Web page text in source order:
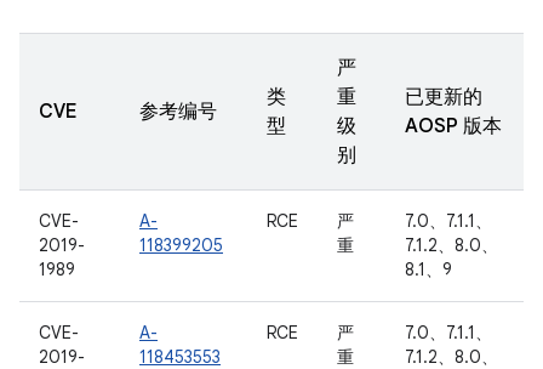
CVE 参考编号
类
型
严
重
级
别
已更新的
AOSP 版本
CVE-
2019-
1989
A-
118399205
RCE
严
重
7.0、7.1.1、
7.1.2、8.0、
8.1、9
CVE-
2019-
A-
118453553
RCE
严
重
7.0、7.1.1、
7.1.2、8.0、